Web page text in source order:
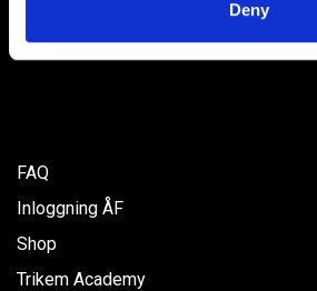
Deny
FAQ
Inloggning ÅF
Shop
Trikem Academy